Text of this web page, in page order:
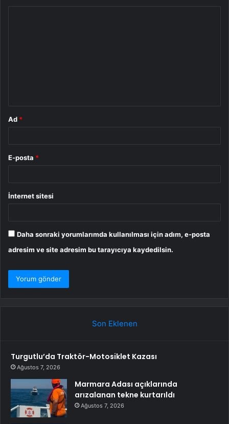
Ad *
E-posta *
İnternet sitesi
Daha sonraki yorumlarımda kullanılması için adım, e-posta
adresim ve site adresim bu tarayıcıya kaydedilsin.
Son Eklenen
Turgutlu’da Traktör-Motosiklet Kazası
Ağustos 7, 2026
Marmara Adası açıklarında
arızalanan tekne kurtarıldı
Ağustos 7, 2026